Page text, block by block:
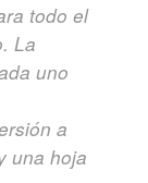
todo el
La
uno
a
una hoja